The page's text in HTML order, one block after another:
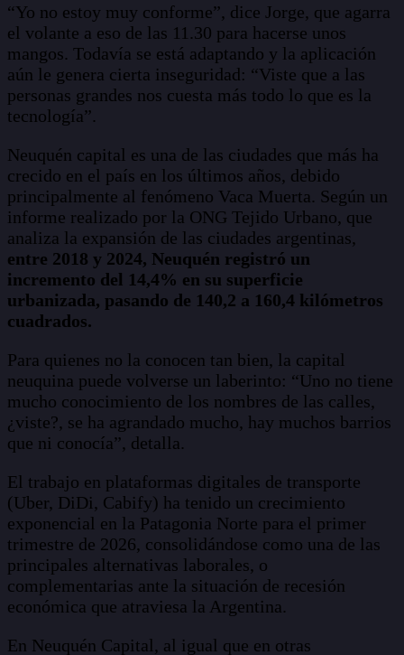
“Yo no estoy muy conforme”, dice Jorge, que agarra
el volante a eso de las 11.30 para hacerse unos
mangos. Todavía se está adaptando y la aplicación
aún le genera cierta inseguridad: “Viste que a las
personas grandes nos cuesta más todo lo que es la
tecnología”.
Neuquén capital es una de las ciudades que más ha
crecido en el país en los últimos años, debido
principalmente al fenómeno Vaca Muerta. Según un
informe realizado por la ONG Tejido Urbano, que
analiza la expansión de las ciudades argentinas,
entre 2018 y 2024, Neuquén registró un
incremento del 14,4% en su superficie
urbanizada, pasando de 140,2 a 160,4 kilómetros
cuadrados.
Para quienes no la conocen tan bien, la capital
neuquina puede volverse un laberinto: “Uno no tiene
mucho conocimiento de los nombres de las calles,
¿viste?, se ha agrandado mucho, hay muchos barrios
que ni conocía”, detalla.
El trabajo en plataformas digitales de transporte
(Uber, DiDi, Cabify) ha tenido un crecimiento
exponencial en la Patagonia Norte para el primer
trimestre de 2026, consolidándose como una de las
principales alternativas laborales, o
complementarias ante la situación de recesión
económica que atraviesa la Argentina.
En Neuquén Capital, al igual que en otras